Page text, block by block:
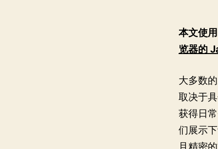
本文使
览器的
大多数
取决于
获得日
们展示
且精密